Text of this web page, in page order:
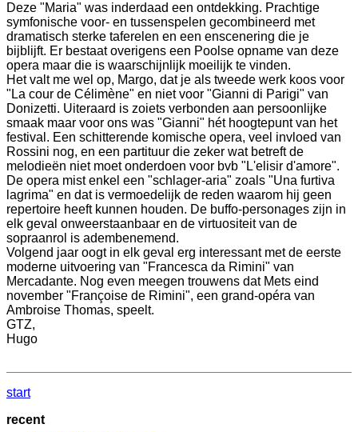
Deze "Maria" was inderdaad een ontdekking. Prachtige
symfonische voor- en tussenspelen gecombineerd met
dramatisch sterke taferelen en een enscenering die je
bijblijft. Er bestaat overigens een Poolse opname van deze
opera maar die is waarschijnlijk moeilijk te vinden.
Het valt me wel op, Margo, dat je als tweede werk koos voor
"La cour de Célimène" en niet voor "Gianni di Parigi" van
Donizetti. Uiteraard is zoiets verbonden aan persoonlijke
smaak maar voor ons was "Gianni" hét hoogtepunt van het
festival. Een schitterende komische opera, veel invloed van
Rossini nog, en een partituur die zeker wat betreft de
melodieën niet moet onderdoen voor bvb "L'elisir d'amore".
De opera mist enkel een "schlager-aria" zoals "Una furtiva
lagrima" en dat is vermoedelijk de reden waarom hij geen
repertoire heeft kunnen houden. De buffo-personages zijn in
elk geval onweerstaanbaar en de virtuositeit van de
sopraanrol is adembenemend.
Volgend jaar oogt in elk geval erg interessant met de eerste
moderne uitvoering van "Francesca da Rimini" van
Mercadante. Nog even meegen trouwens dat Mets eind
november "Françoise de Rimini", een grand-opéra van
Ambroise Thomas, speelt.
GTZ,
Hugo
start
recent